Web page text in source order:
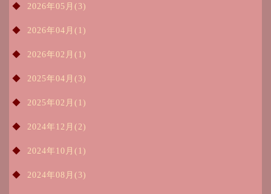
2026年05月(3)
2026年04月(1)
2026年02月(1)
2025年04月(3)
2025年02月(1)
2024年12月(2)
2024年10月(1)
2024年08月(3)